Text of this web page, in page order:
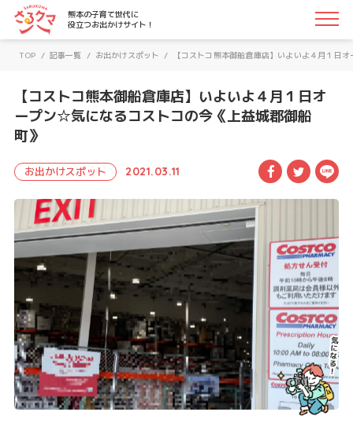
さるクマ-さるこう、熊本-｜熊本の子育て世代に役立つお
熊本の子育て世代に
役立つお出かけサイト！
TOP / 記事一覧 / お出かけスポット / 【コストコ熊本御船倉庫店】いよいよ４月１日
【コストコ熊本御船倉庫店】いよいよ４月１日オ
ープン☆気になるコストコの今《上益城郡御船
町》
お出かけスポット 2021.03.11 Facebook